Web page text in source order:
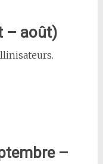
– août)
–